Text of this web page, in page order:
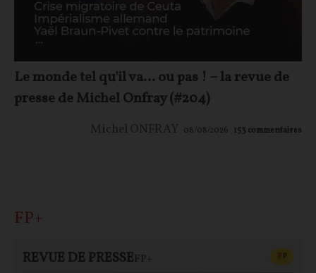
Le monde tel qu'il va… ou pas ! – la revue de
presse de Michel Onfray (#204)
Michel ONFRAY 08/08/2026 153 commentaires
FP+
REVUE DE PRESSEFP+ FP